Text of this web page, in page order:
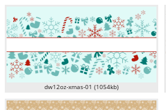
dw12oz-xmas-01 (1054kb)